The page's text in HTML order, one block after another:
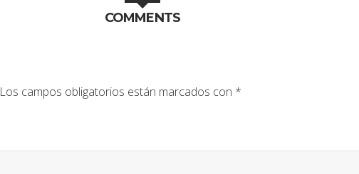
COMMENTS
Los campos obligatorios están marcados con *